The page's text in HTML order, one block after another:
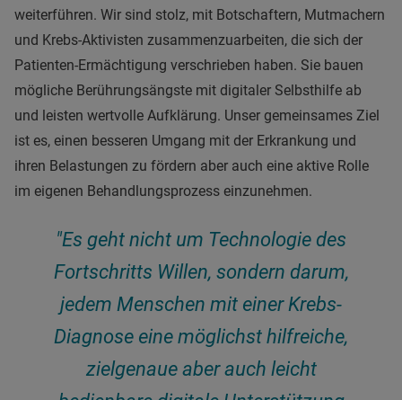
weiterführen. Wir sind stolz, mit Botschaftern, Mutmachern
und Krebs-Aktivisten zusammenzuarbeiten, die sich der
Patienten-Ermächtigung verschrieben haben. Sie bauen
mögliche Berührungsängste mit digitaler Selbsthilfe ab
und leisten wertvolle Aufklärung. Unser gemeinsames Ziel
ist es, einen besseren Umgang mit der Erkrankung und
ihren Belastungen zu fördern aber auch eine aktive Rolle
im eigenen Behandlungsprozess einzunehmen.
"Es geht nicht um Technologie des
Fortschritts Willen, sondern darum,
jedem Menschen mit einer Krebs-
Diagnose eine möglichst hilfreiche,
zielgenaue aber auch leicht